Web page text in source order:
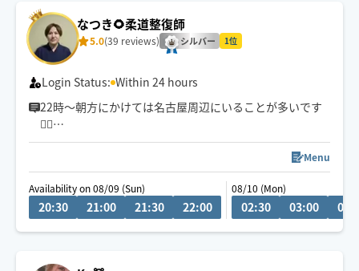
(全身オーダーメイド施術は もみほぐしオイル120分セッ
トをお選び下さい)
🧑‍🎓鍼灸指圧系専門学生です
日々、知識技術の勉強してます
なつき🌻柔道整復師
5.0(39 reviews) シルバー 1位
Login Status: Within 24 hours
22時〜朝方にかけては名古屋周辺にいることが多いです
💆‍♂️
💬シフト外の日時やメニューのご相談はチャットにてお
問い合わせください。
調整可能な際は出来る限り対応させていただきます
Menu
Availability on 08/09 (Sun)
20:30 21:00 21:30 22:00
08/10 (Mon)
02:30 03:00